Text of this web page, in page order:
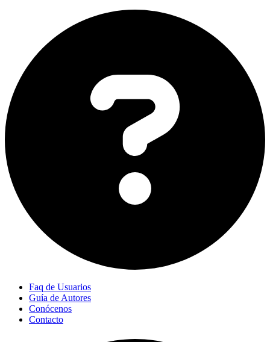
Faq de Usuarios
Guía de Autores
Conócenos
Contacto